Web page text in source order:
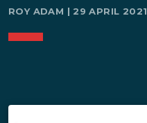
ROY ADAM | 29 APRIL 2021